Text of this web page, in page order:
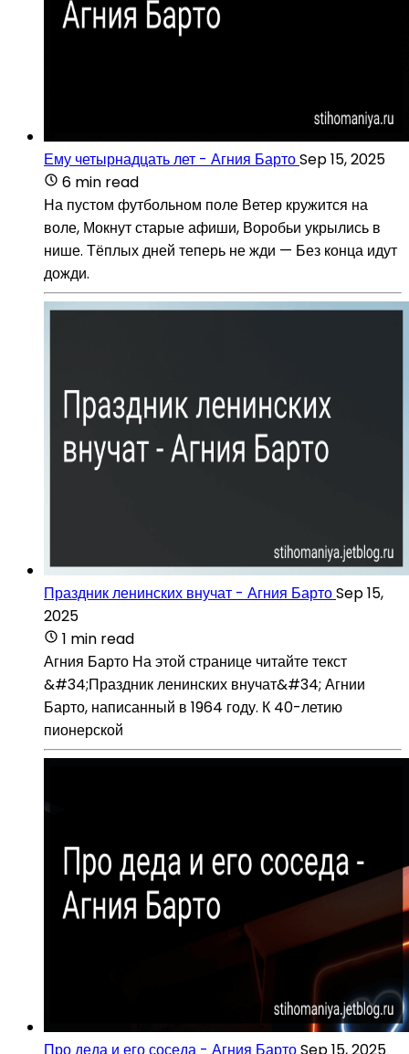
Ему четырнадцать лет - Агния БартоSep 15, 2025
6 min read
На пустом футбольном поле Ветер кружится на
воле, Мокнут старые афиши, Воробьи укрылись в
нише. Тёплых дней теперь не жди — Без конца идут
дожди.
Праздник ленинских внучат - Агния БартоSep 15,
2025
1 min read
Агния Барто На этой странице читайте текст
&#34;Праздник ленинских внучат&#34; Агнии
Барто, написанный в 1964 году. К 40-летию
пионерской
Про деда и его соседа - Агния БартоSep 15, 2025